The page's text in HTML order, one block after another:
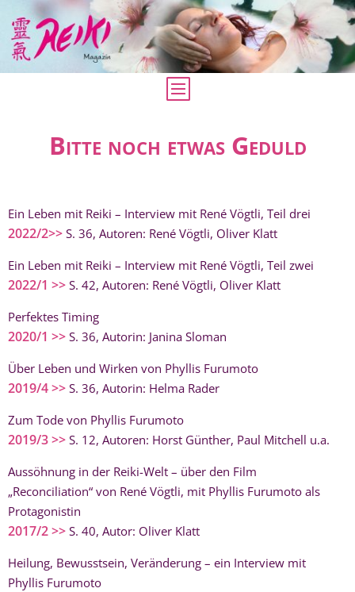
Bitte noch etwas Geduld
Ein Leben mit Reiki – Interview mit René Vögtli, Teil drei
2022/2>> S. 36, Autoren: René Vögtli, Oliver Klatt
Ein Leben mit Reiki – Interview mit René Vögtli, Teil zwei
2022/1 >> S. 42, Autoren: René Vögtli, Oliver Klatt
Perfektes Timing
2020/1 >> S. 36, Autorin: Janina Sloman
Über Leben und Wirken von Phyllis Furumoto
2019/4 >> S. 36, Autorin: Helma Rader
Zum Tode von Phyllis Furumoto
2019/3 >> S. 12, Autoren: Horst Günther, Paul Mitchell u.a.
Aussöhnung in der Reiki-Welt – über den Film
„Reconciliation“ von René Vögtli, mit Phyllis Furumoto als
Protagonistin
2017/2 >> S. 40, Autor: Oliver Klatt
Heilung, Bewusstsein, Veränderung – ein Interview mit
Phyllis Furumoto